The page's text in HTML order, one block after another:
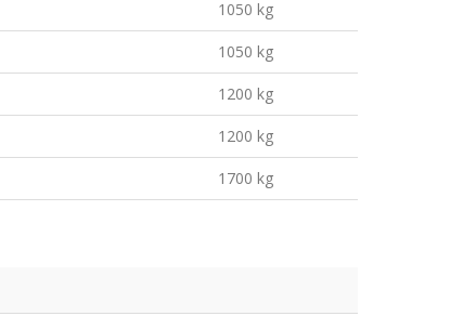
1050 kg
1050 kg
1200 kg
1200 kg
1700 kg